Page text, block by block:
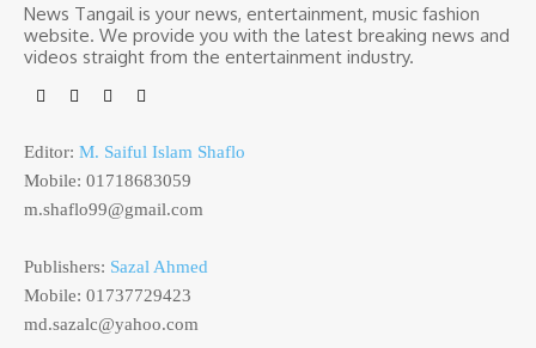
News Tangail is your news, entertainment, music fashion
website. We provide you with the latest breaking news and
videos straight from the entertainment industry.
Editor: M. Saiful Islam Shaflo
Mobile: 01718683059
m.shaflo99@gmail.com
Publishers: Sazal Ahmed
Mobile: 01737729423
md.sazalc@yahoo.com